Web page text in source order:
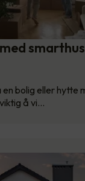
bolig eller hytte
å vi…